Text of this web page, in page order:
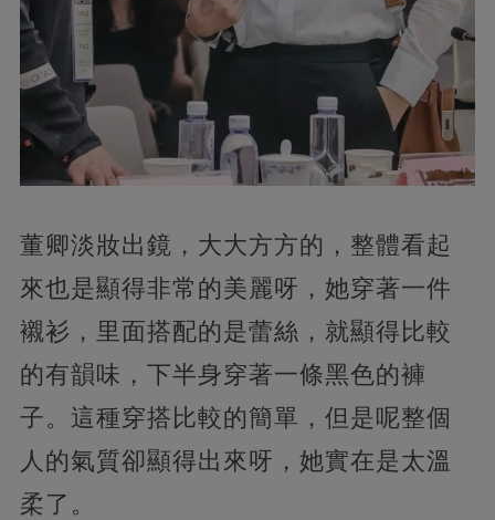
董卿淡妝出鏡，大大方方的，整體看起
來也是顯得非常的美麗呀，她穿著一件
襯衫，里面搭配的是蕾絲，就顯得比較
的有韻味，下半身穿著一條黑色的褲
子。這種穿搭比較的簡單，但是呢整個
人的氣質卻顯得出來呀，她實在是太溫
柔了。